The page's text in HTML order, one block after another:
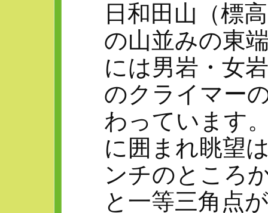
日和田山（標
の山並みの東
には男岩・女
のクライマー
わっています
に囲まれ眺望
ンチのところ
と一等三角点